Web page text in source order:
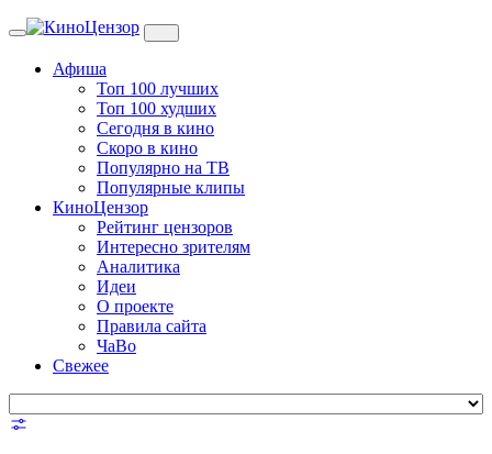
Toggle
Афиша
Топ 100 лучших
Топ 100 худших
Сегодня в кино
Скоро в кино
Популярно на ТВ
Популярные клипы
КиноЦензор
Рейтинг цензоров
Интересно зрителям
Аналитика
Идеи
О проекте
Правила сайта
ЧаВо
Свежее